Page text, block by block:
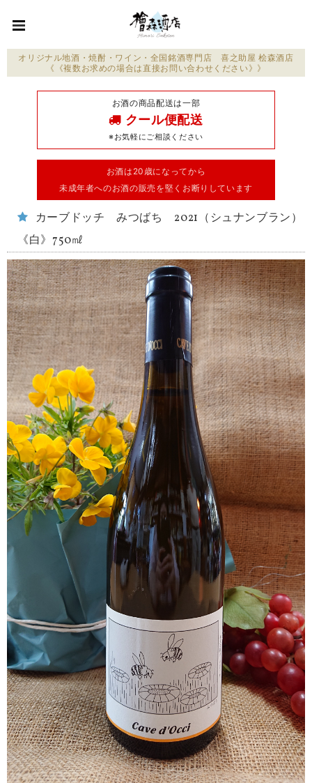
オリジナル地酒・焼酎・ワイン・全国銘酒専門店 喜之助屋 桧森酒店
《《複数お求めの場合は直接お問い合わせください》》
お酒の商品配送は一部
クール便配送
※お気軽にご相談ください
お酒は20歳になってから
未成年者へのお酒の販売を堅くお断りしています
カーブドッチ みつばち 2021（シュナンブラン）
《白》750㎖